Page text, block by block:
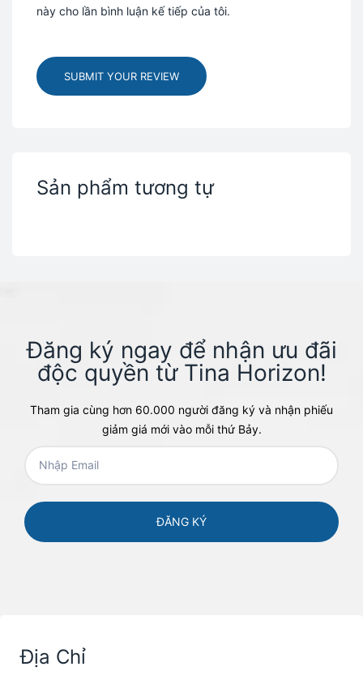
này cho lần bình luận kế tiếp của tôi.
SUBMIT YOUR REVIEW
Sản phẩm tương tự
Đăng ký ngay để nhận ưu đãi
độc quyền từ Tina Horizon!​
Tham gia cùng hơn 60.000 người đăng ký và nhận phiếu
giảm giá mới vào mỗi thứ Bảy.
Địa Chỉ